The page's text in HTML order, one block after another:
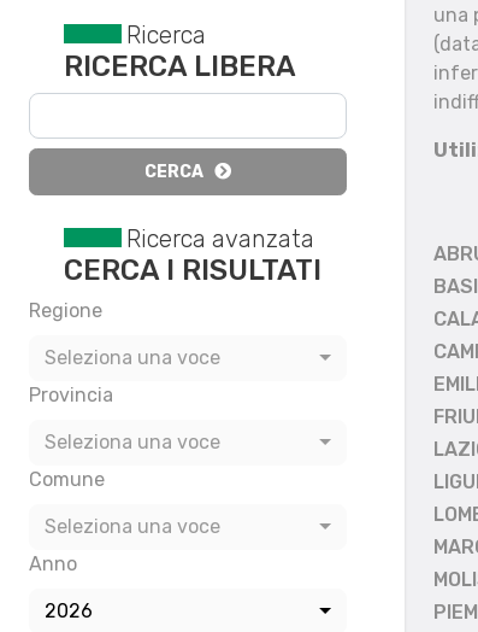
Reset filtri
Ricerca
RICERCA LIBERA
CERCA
Ricerca avanzata
CERCA I RISULTATI
Regione
Seleziona una voce
Provincia
Seleziona una voce
Comune
Seleziona una voce
Anno
2026
una